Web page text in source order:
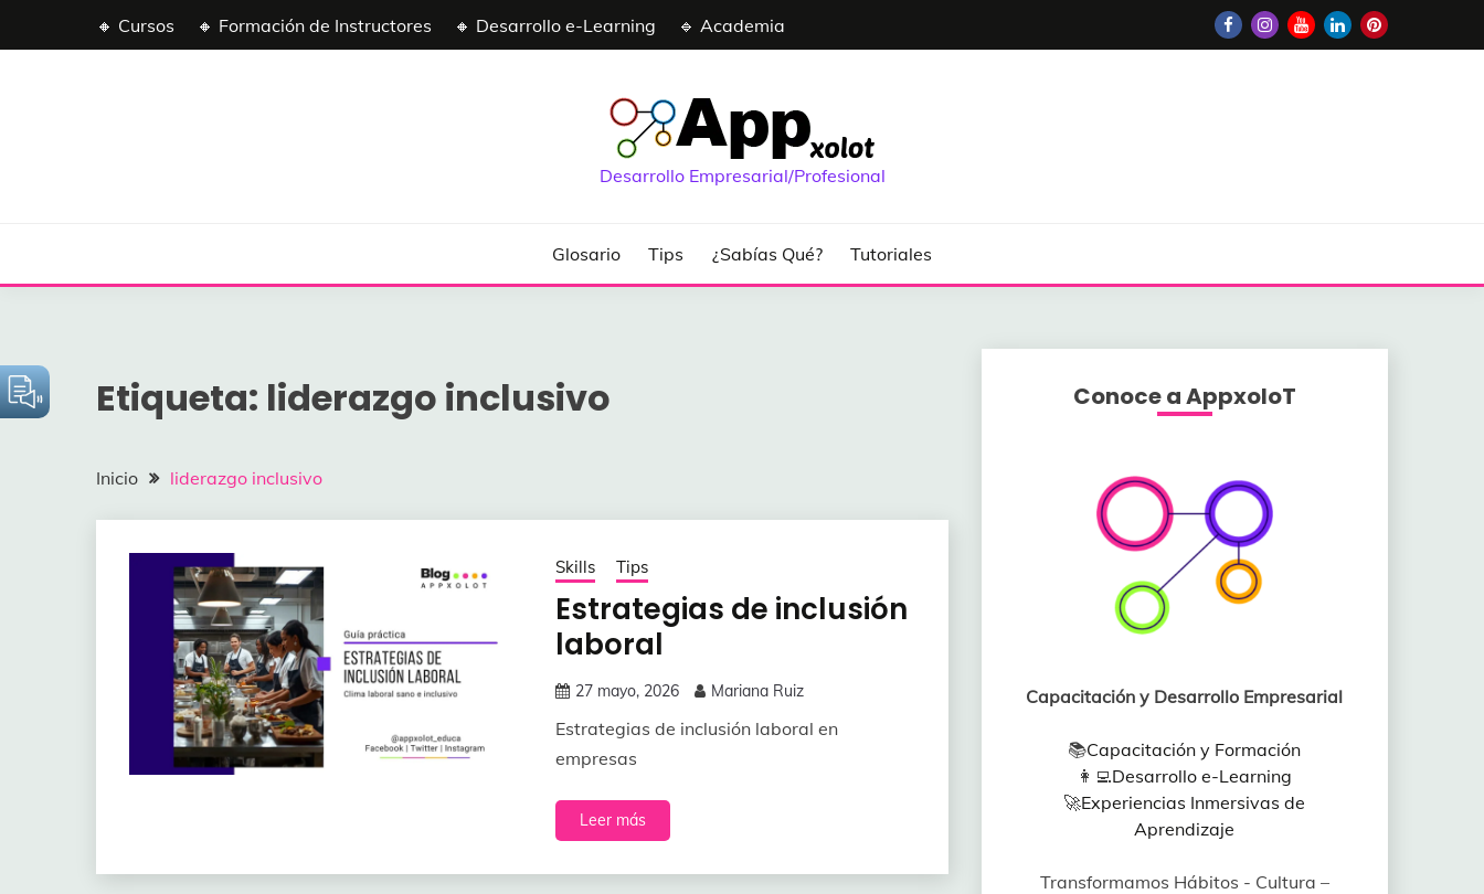
🔸 Cursos 🔸 Formación de Instructores 🔸 Desarrollo e-Learning 🔹 Academia
Desarrollo Empresarial/Profesional
Glosario Tips ¿Sabías Qué? Tutoriales
Etiqueta: liderazgo inclusivo
Inicio liderazgo inclusivo
Skills Tips
Estrategias de inclusión
laboral
27 mayo, 2026 Mariana Ruiz
Estrategias de inclusión laboral en
empresas
Leer más
Conoce a AppxoloT
Capacitación y Desarrollo Empresarial
📚Capacitación y Formación
👩‍💻Desarrollo e-Learning
🚀Experiencias Inmersivas de
Aprendizaje
Transformamos Hábitos - Cultura –